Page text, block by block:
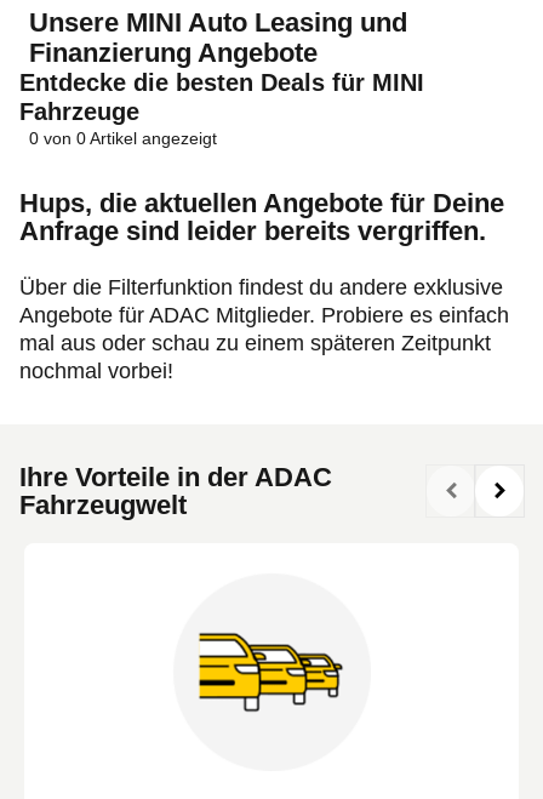
Sie leistungsstarke Versicherungs- oder Servicepakete
dazu buchen und alle wichtigen Absicherungen für Ihr
Auto in einer Rate bündeln.
Unsere MINI Auto Leasing und
Finanzierung Angebote
Entdecke die besten Deals für MINI
Fahrzeuge
0 von 0Artikel angezeigt
Hups, die aktuellen Angebote für Deine
Anfrage sind leider bereits vergriffen.
Über die Filterfunktion findest du andere exklusive
Angebote für ADAC Mitglieder. Probiere es einfach
mal aus oder schau zu einem späteren Zeitpunkt
nochmal vorbei!
Ihre Vorteile in der ADAC
Fahrzeugwelt